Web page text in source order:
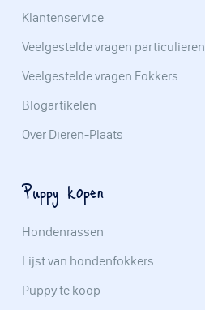
Klantenservice
Veelgestelde vragen particulieren
Veelgestelde vragen Fokkers
Blogartikelen
Over Dieren-Plaats
Puppy kopen
Hondenrassen
Lijst van hondenfokkers
Puppy te koop